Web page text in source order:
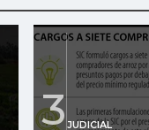
3 JUDICIAL